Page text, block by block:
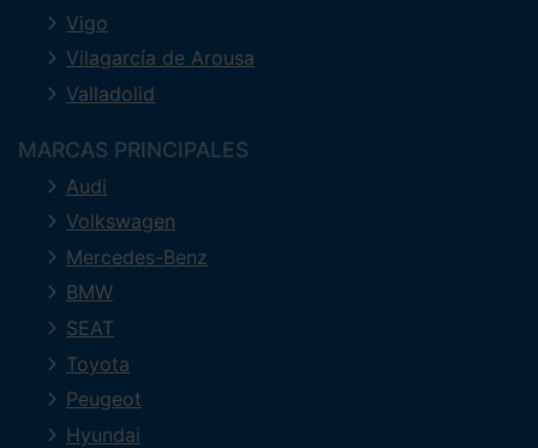
Vigo
Vilagarcía de Arousa
Valladolid
MARCAS PRINCIPALES
Audi
Volkswagen
Mercedes-Benz
BMW
SEAT
Toyota
Peugeot
Hyundai